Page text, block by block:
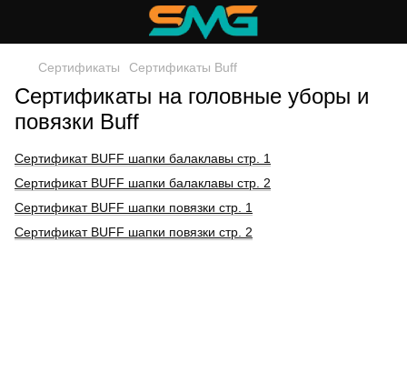
Сертификаты Сертификаты Buff
Сертификаты на головные уборы и
повязки Buff
Сертификат BUFF шапки балаклавы стр. 1
Сертификат BUFF шапки балаклавы стр. 2
Сертификат BUFF шапки повязки стр. 1
Сертификат BUFF шапки повязки стр. 2